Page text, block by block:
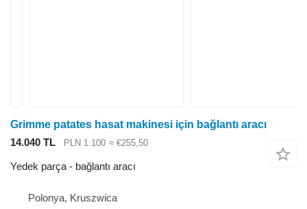
Grimme patates hasat makinesi için bağlantı aracı
14.040 TL
PLN 1.100 ≈ €255,50
Yedek parça - bağlantı aracı
Polonya, Kruszwica